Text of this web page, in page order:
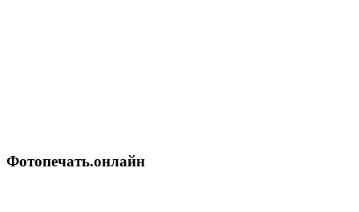
Фотопечать.онлайн